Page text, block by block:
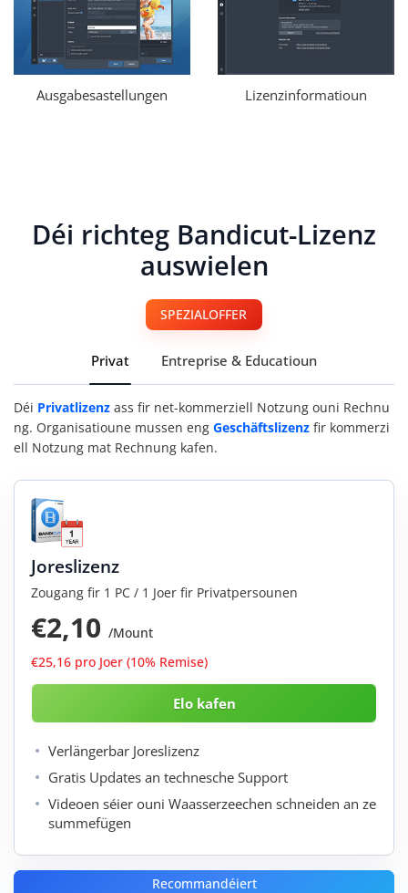
Ausgabesastellungen Lizenzinformatioun
Déi richteg Bandicut-Lizenz
auswielen
SPEZIALOFFER
Privat Entreprise & Educatioun
Déi Privatlizenz ass fir net-kommerziell Notzung ouni Rechnu
ng. Organisatioune mussen eng Geschäftslizenz fir kommerzi
ell Notzung mat Rechnung kafen.
Joreslizenz
Zougang fir 1 PC / 1 Joer fir Privatpersounen
€2,10 /Mount
€25,16 pro Joer (10% Remise)
Verlängerbar Joreslizenz
Gratis Updates an technesche Support
Videoen séier ouni Waasserzeechen schneiden an ze
summefügen
Recommandéiert